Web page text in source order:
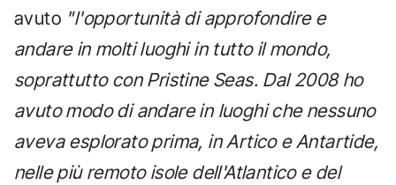
avuto "l'opportunità di approfondire e
andare in molti luoghi in tutto il mondo,
soprattutto con Pristine Seas. Dal 2008 ho
avuto modo di andare in luoghi che nessuno
aveva esplorato prima, in Artico e Antartide,
nelle più remoto isole dell'Atlantico e del